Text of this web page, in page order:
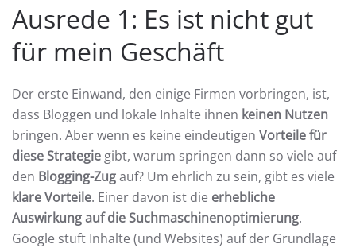
Ausrede 1: Es ist nicht gut
für mein Geschäft
Der erste Einwand, den einige Firmen vorbringen, ist,
dass Bloggen und lokale Inhalte ihnen keinen Nutzen
bringen. Aber wenn es keine eindeutigen Vorteile für
diese Strategie gibt, warum springen dann so viele auf
den Blogging-Zugauf? Um ehrlich zu sein, gibt es viele
klare Vorteile. Einer davon ist die erhebliche
Auswirkung auf die Suchmaschinenoptimierung.
Google stuft Inhalte (und Websites) auf der Grundlage